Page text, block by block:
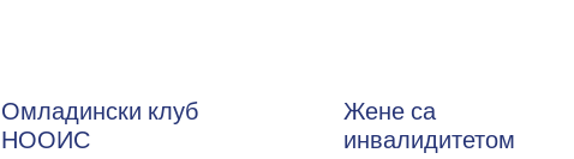
Омладински клуб
НООИС
Жене са
инвалидитетом